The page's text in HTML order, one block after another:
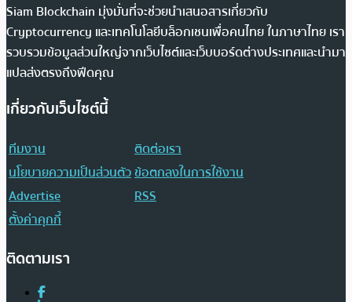
Siam Blockchain มุ่งมั่นที่จะช่วยนำเสนอสารเกี่ยวกับ
Cryptocurrency และเทคโนโลยีบล็อกเชนเพื่อคนไทย ในภาษาไทย เรา
รวบรวมข้อมูลส่วนใหญ่จากเว็บไซต์และเว็บบอร์ดต่างประเทศและนำมา
แปลส่งตรงถึงฟีดคุณ
เกี่ยวกับเว็บไซต์นี้
ทีมงาน
ติดต่อเรา
นโยบายความเป็นส่วนตัวข้อตกลงในการใช้งาน
Advertise
RSS
ตั้งค่าคุกกี้
ติดตามเรา